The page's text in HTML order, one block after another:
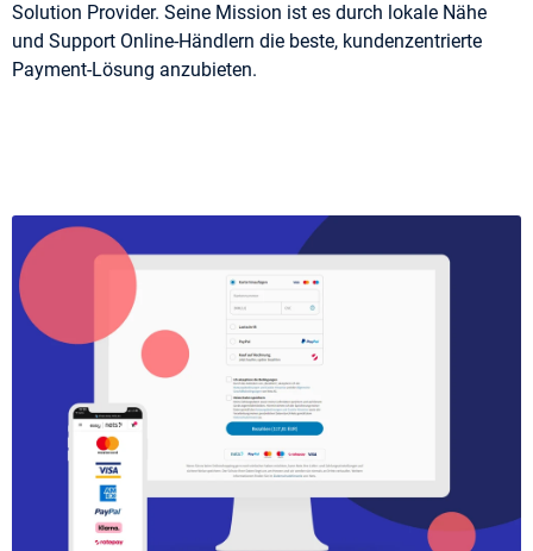
Solution Provider. Seine Mission ist es durch lokale Nähe
und Support Online-Händlern die beste, kundenzentrierte
Payment-Lösung anzubieten.